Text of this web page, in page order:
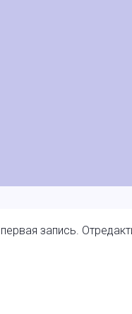
запись.